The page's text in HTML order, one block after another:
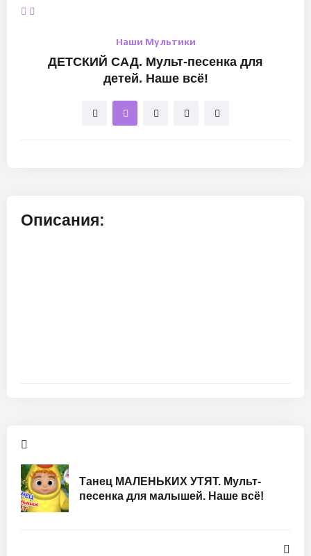
Наши Мультики
ДЕТСКИЙ САД. Мульт-песенка для
детей. Наше всё!
Описания:
Танец МАЛЕНЬКИХ УТЯТ. Мульт-
песенка для малышей. Наше всё!